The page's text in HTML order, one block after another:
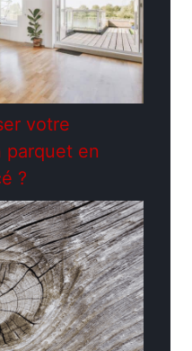
votre
parquet en
?